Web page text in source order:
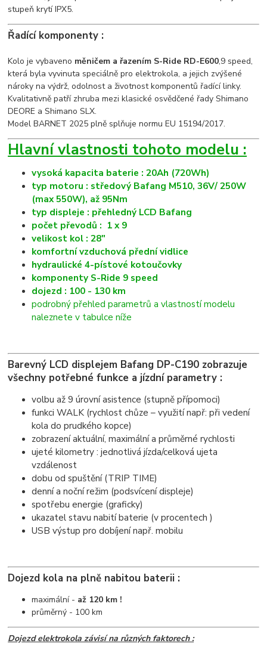
stupeň krytí IPX5.
Řadící komponenty :
Kolo je vybaveno měničem a řazením S-Ride RD-E600,9 speed,
která byla vyvinuta speciálně pro elektrokola, a jejich zvýšené
nároky na výdrž, odolnost a životnost komponentů řadící linky.
Kvalitativně patří zhruba mezi klasické osvědčené řady Shimano
DEORE a Shimano SLX.
Model BARNET 2025 plně splňuje normu EU 15194/2017.
Hlavní vlastnosti tohoto modelu :
vysoká kapacita baterie : 20Ah (720Wh)
typ motoru : středový Bafang M510, 36V/ 250W
(max 550W), až 95Nm
typ displeje : přehledný LCD Bafang
počet převodů : 1 x 9
velikost kol : 28"
komfortní vzduchová přední vidlice
hydraulické 4-pístové kotoučovky
komponenty S-Ride 9 speed
dojezd : 100 - 130 km
podrobný přehled parametrů a vlastností modelu
naleznete v tabulce níže
Barevný LCD displejem Bafang DP-C190 zobrazuje
všechny potřebné funkce a jízdní parametry :
volbu až 9 úrovní asistence (stupně přípomoci)
funkci WALK (rychlost chůze – využití např: při vedení
kola do prudkého kopce)
zobrazení aktuální, maximální a průměrné rychlosti
ujeté kilometry : jednotlivá jízda/celková ujeta
vzdálenost
dobu od spuštění (TRIP TIME)
denní a noční režim (podsvícení displeje)
spotřebu energie (graficky)
ukazatel stavu nabití baterie (v procentech )
USB výstup pro dobíjení např. mobilu
Dojezd kola na plně nabitou baterii :
maximální - až 120 km !
průměrný - 100 km
Dojezd elektrokola závisí na různých faktorech :